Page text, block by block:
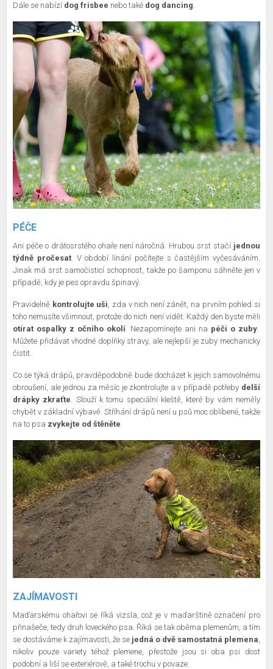
Dále se nabízí dog frisbee nebo také dog dancing.
PÉČE
Ani péče o drátosrstého ohaře není náročná. Hrubou srst stačí jednou
týdně pročesat. V období línání počítejte s častějším vyčesáváním.
Jinak má srst samočisticí schopnost, takže po šamponu sáhněte jen v
případě, kdy je pes opravdu špinavý.
Pravidelně kontrolujte uši , zda v nich není zánět, na prvním pohled si
toho nemusíte všimnout, protože do nich není vidět. Každý den byste měli
otírat ospalky z očního okolí . Nezapomínejte ani na péči o zuby
Můžete přidávat vhodné doplňky stravy, ale nejlepší je zuby mechanicky
čistit.
Co se týká drápů, pravděpodobně bude docházet k jejich samovolnému
obroušení, ale jednou za měsíc je zkontrolujte a v případě potřeby delší
drápky zkraťte . Slouží k tomu speciální kleště, které by vám neměly
chybět v základní výbavě. Stříhání drápů není u psů moc oblíbené, takže
na to psa zvykejte od štěněte
ZAJÍMAVOSTI
Maďarskému ohařovi se říká vizsla, což je v maďarštině označení pro
přinašeče, tedy druh loveckého psa. Říká se tak oběma plemenům, a tím
se dostáváme k zajímavosti, že se jedná o dvě samostatná plemena
nikoliv pouze variety téhož plemene, přestože jsou si oba psi dost
podobní a liší se exteriérově, a také trochu v povaze.